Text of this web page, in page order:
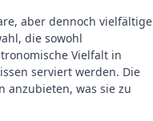
aber dennoch vielfältige
die sowohl
Vielfalt in
serviert werden. Die
anzubieten, was sie zu